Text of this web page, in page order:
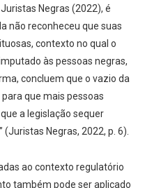
Negras (2022), é
não reconheceu que suas
contexto no qual o
às pessoas negras,
concluem que o vazio da
que mais pessoas
a legislação sequer
Negras, 2022, p. 6).
ao contexto regulatório
também pode ser aplicado